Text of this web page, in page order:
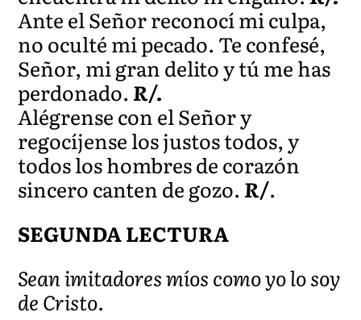
Ante el Señor reconocí mi culpa,
no oculté mi pecado. Te confesé,
Señor, mi gran delito y tú me has
perdonado.R/.
Alégrense con el Señor y
regocíjense los justos todos, y
todos los hombres de corazón
sincero canten de gozo.R/.
SEGUNDA LECTURA
Sean imitadores míos como yo lo soy
de Cristo.